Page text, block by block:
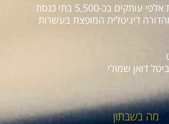
השבועון מופץ בעשרות אלפי עותקים בכ-5,500 בתי כנסת
דיגיטלית המופצת בעשרות
דואן שמולי
מה בשבתון